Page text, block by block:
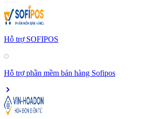
Hỗ trợ SOFIPOS
Hỗ trợ phần mềm bán hàng Sofipos